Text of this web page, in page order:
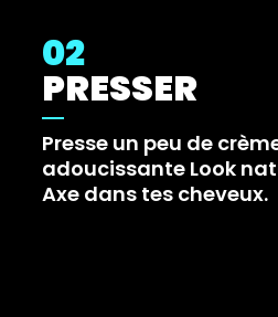
PRESSER
02
Presse un peu de
adoucissante Look
Axe dans tes cheveux.